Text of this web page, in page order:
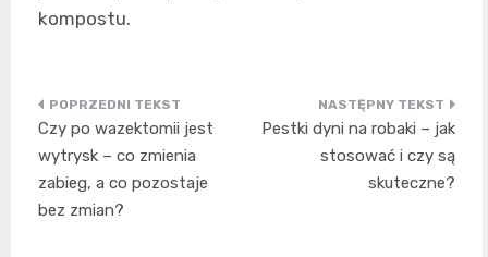
kompostu.
Nawigacja
wpisu
Czy po wazektomii jest
wytrysk – co zmienia
zabieg, a co pozostaje
bez zmian?
Pestki dyni na robaki – jak
stosować i czy są
skuteczne?